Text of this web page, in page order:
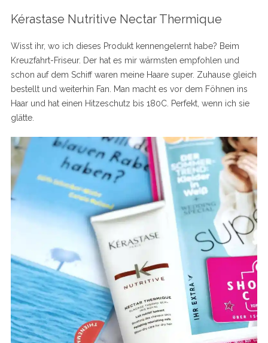
Kérastase Nutritive Nectar Thermique
Wisst ihr, wo ich dieses Produkt kennengelernt habe? Beim
Kreuzfahrt-Friseur. Der hat es mir wärmsten empfohlen und
schon auf dem Schiff waren meine Haare super. Zuhause gleich
bestellt und weiterhin Fan. Man macht es vor dem Föhnen ins
Haar und hat einen Hitzeschutz bis 180C. Perfekt, wenn ich sie
glätte.